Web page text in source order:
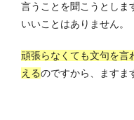
言うことを聞こうとしま
いいことはありません。
頑張らなくても文句を言
えるのですから、ますま